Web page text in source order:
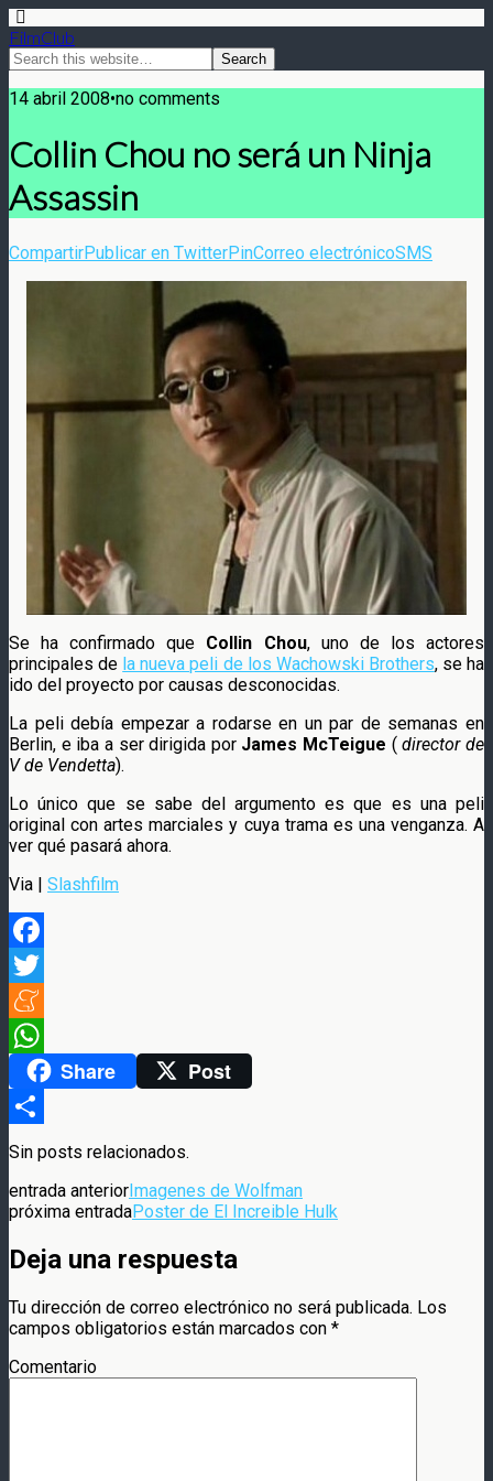
FilmClub
14 abril 2008•no comments
Collin Chou no será un Ninja
Assassin
CompartirPublicar en TwitterPinCorreo electrónicoSMS
Se ha confirmado que Collin Chou, uno de los actores
principales de la nueva peli de los Wachowski Brothers, se ha
ido del proyecto por causas desconocidas.
La peli debía empezar a rodarse en un par de semanas en
Berlin, e iba a ser dirigida por James McTeigue (director de
V de Vendetta).
Lo único que se sabe del argumento es que es una peli
original con artes marciales y cuya trama es una venganza. A
ver qué pasará ahora.
Via | Slashfilm
Facebook
Twitter
Meneame
WhatsAppShare Post
Compartir
Sin posts relacionados.
entrada anteriorImagenes de Wolfman
próxima entradaPoster de El Increible Hulk
Deja una respuesta
Tu dirección de correo electrónico no será publicada. Los
campos obligatorios están marcados con *
Comentario